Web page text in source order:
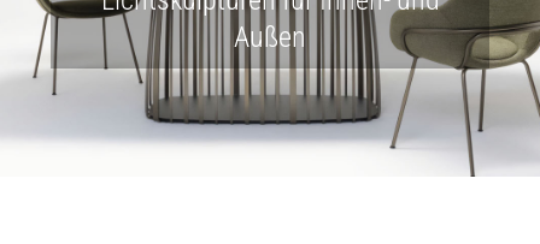
Lichtplanung
Referenzen
Außen